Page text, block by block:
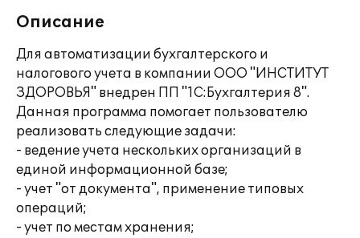
Описание
Для автоматизации бухгалтерского и
налогового учета в компании ООО "ИНСТИТУТ
ЗДОРОВЬЯ" внедрен ПП "1С:Бухгалтерия 8".
Данная программа помогает пользователю
реализовать следующие задачи:
- ведение учета нескольких организаций в
единой информационной базе;
- учет "от документа", применение типовых
операций;
- учет по местам хранения;